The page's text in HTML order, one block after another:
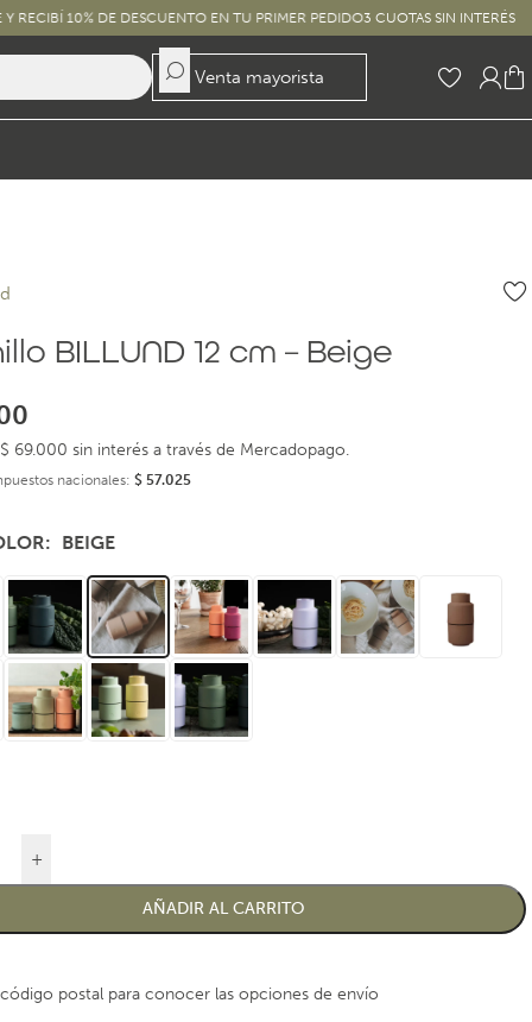
DE DESCUENTO EN TU PRIMER PEDIDO3 CUOTAS SIN INTERÉS EN PEDIDOS
Venta mayorista
BILLUND 12 cm – Beige
69.000 sin interés a través de Mercadopago.
nacionales:$ 57.025
BEIGE
+
AÑADIR AL CARRITO
postal para conocer las opciones de envío